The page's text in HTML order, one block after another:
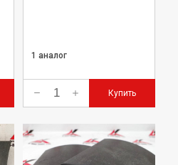
1 аналог
Купить